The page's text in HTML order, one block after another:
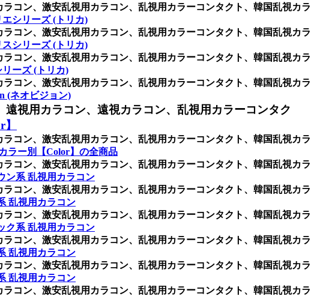
コン、激安乱視用カラコン、乱視用カラーコンタクト、韓国乱視カラ
エシリーズ (トリカ)
コン、激安乱視用カラコン、乱視用カラーコンタクト、韓国乱視カラ
スシリーズ (トリカ)
コン、激安乱視用カラコン、乱視用カラーコンタクト、韓国乱視カラ
リーズ (トリカ)
コン、激安乱視用カラコン、乱視用カラーコンタクト、韓国乱視カラ
(ネオビジョン)
視用カラコン、遠視カラコン、乱視用カラーコンタク
コン、激安乱視用カラコン、乱視用カラーコンタクト、韓国乱視カラ
ラー別【Color】の全商品
コン、激安乱視用カラコン、乱視用カラーコンタクト、韓国乱視カラ
ン系 乱視用カラコン
コン、激安乱視用カラコン、乱視用カラーコンタクト、韓国乱視カラ
乱視用カラコン
コン、激安乱視用カラコン、乱視用カラーコンタクト、韓国乱視カラ
ク系 乱視用カラコン
コン、激安乱視用カラコン、乱視用カラーコンタクト、韓国乱視カラ
乱視用カラコン
コン、激安乱視用カラコン、乱視用カラーコンタクト、韓国乱視カラ
乱視用カラコン
コン、激安乱視用カラコン、乱視用カラーコンタクト、韓国乱視カラ